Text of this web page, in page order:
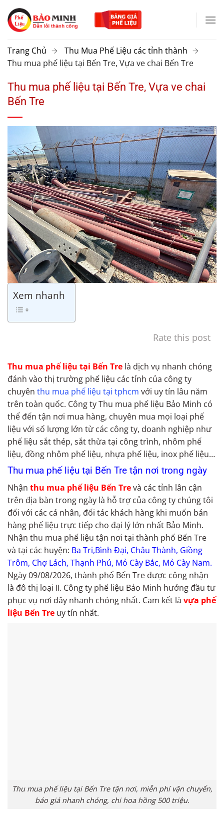
Chuyển
đến
nội
Trang Chủ
Thu Mua Phế Liệu các tỉnh thành
Thu mua phế liệu tại Bến Tre, Vựa ve chai Bến Tre
Thu mua phế liệu tại Bến Tre, Vựa ve chai
Bến Tre
Xem nhanh
Rate this post
Thu mua phế liệu tại Bến Tre là dịch vụ nhanh chóng
đánh vào thị trường phế liệu các tỉnh của công ty
chuyên thu mua phế liệu tại tphcm với uy tín lâu năm
trên toàn quốc. Công ty Thu mua phế liệu Bảo Minh có
thể đến tận nơi mua hàng, chuyên mua mọi loại phế
liệu với số lượng lớn từ các công ty, doanh nghiệp như
phế liệu sắt thép, sắt thừa tại công trình, nhôm phế
liệu, đồng nhôm phế liệu, nhựa phế liệu, inox phế liệu…
Thu mua phế liệu tại Bến Tre tận nơi trong ngày
Nhận thu mua phế liệu Bến Trevà các tỉnh lân cận
trên địa bàn trong ngày là hỗ trợ của công ty chúng tôi
đối với các cá nhân, đối tác khách hàng khi muốn bán
hàng phế liệu trực tiếp cho đại lý lớn nhất Bảo Minh.
Nhận thu mua phế liệu tận nơi tại thành phố Bến Tre
và tại các huyện: Ba Tri,Bình Đại, Châu Thành, Giồng
Trôm, Chợ Lách, Thạnh Phú, Mỏ Cày Bắc, Mỏ Cày Nam.
Ngày 09/08/2026, thành phố Bến Tre được công nhận
là đô thị loại II. Công ty phế liệu Bảo Minh hướng đầu tư
phục vụ nơi đây nhanh chóng nhất. Cam kết là vựa phế
liệu Bến Tre uy tín nhất.
Thu mua phế liệu tại Bến Tre tận nơi, miễn phí vận chuyển,
báo giá nhanh chóng, chi hoa hồng 500 triệu.